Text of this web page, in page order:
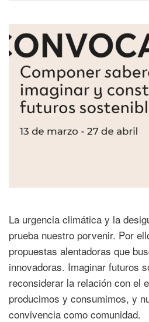
La urgencia climática y la
prueba nuestro porvenir. Por
propuestas alentadoras que
innovadoras. Imaginar futuros
reconsiderar la relación con el
producimos y consumimos, y
convivencia como comunidad.